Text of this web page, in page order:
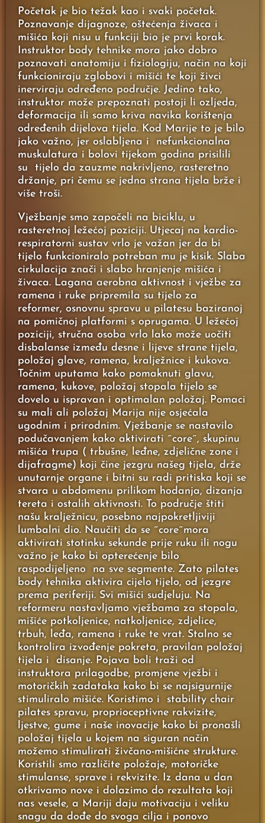
Početak je bio težak kao i svaki početak.
Poznavanje dijagnoze, oštećenja živaca i
mišića koji nisu u funkciji bio je prvi korak.
Instruktor body tehnike mora jako dobro
poznavati anatomiju i fiziologiju, način na koji
funkcioniraju zglobovi i mišići te koji živci
inerviraju određeno područje. Jedino tako,
instruktor može prepoznati postoji li ozljeda,
deformacija ili samo kriva navika korištenja
određenih dijelova tijela. Kod Marije to je bilo
jako važno, jer oslabljena i nefunkcionalna
muskulatura i bolovi tijekom godina prisilili
su tijelo da zauzme nakrivljeno, rasteretno
držanje, pri čemu se jedna strana tijela brže i
više troši.
Vježbanje smo započeli na biciklu, u
rasteretnoj ležećoj poziciji. Utjecaj na kardio-
respiratorni sustav vrlo je važan jer da bi
tijelo funkcioniralo potreban mu je kisik. Slaba
cirkulacija znači i slabo hranjenje mišića i
živaca. Lagana aerobna aktivnost i vježbe za
ramena i ruke pripremila su tijelo za
reformer, osnovnu spravu u pilatesu baziranoj
na pomičnoj platformi s oprugama. U ležećoj
poziciji, stručna osoba vrlo lako može uočiti
disbalanse između desne i lijeve strane tijela,
položaj glave, ramena, kralježnice i kukova.
Točnim uputama kako pomaknuti glavu,
ramena, kukove, položaj stopala tijelo se
dovelo u ispravan i optimalan položaj. Pomaci
su mali ali položaj Marija nije osjećala
ugodnim i prirodnim. Vježbanje se nastavilo
podučavanjem kako aktivirati ˝core˝, skupinu
mišića trupa ( trbušne, leđne, zdjelične zone i
dijafragme) koji čine jezgru našeg tijela, drže
unutarnje organe i bitni su radi pritiska koji se
stvara u abdomenu prilikom hodanja, dizanja
tereta i ostalih aktivnosti. To područje štiti
našu kralježnicu, posebno najpokretljiviji
lumbalni dio. Naučiti da se ˝core˝mora
aktivirati stotinku sekunde prije ruku ili nogu
važno je kako bi opterećenje bilo
raspodijeljeno na sve segmente. Zato pilates
body tehnika aktivira cijelo tijelo, od jezgre
prema periferiji. Svi mišići sudjeluju. Na
reformeru nastavljamo vježbama za stopala,
mišiće potkoljenice, natkoljenice, zdjelice,
trbuh, leđa, ramena i ruke te vrat. Stalno se
kontrolira izvođenje pokreta, pravilan položaj
tijela i disanje. Pojava boli traži od
instruktora prilagodbe, promjene vježbi i
motoričkih zadataka kako bi se najsigurnije
stimuliralo mišiće. Koristimo i stability chair
pilates spravu, proprioceptivne rakvizite,
ljestve, gume i naše inovacije kako bi pronašli
položaj tijela u kojem na siguran način
možemo stimulirati živčano-mišićne strukture.
Koristili smo različite položaje, motoričke
stimulanse, sprave i rekvizite. Iz dana u dan
otkrivamo nove i dolazimo do rezultata koji
nas vesele, a Mariji daju motivaciju i veliku
snagu da dođe do svoga cilja i ponovo